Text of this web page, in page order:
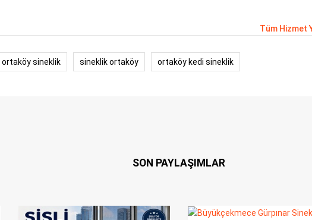
Tüm Hizmet
ortaköy sineklik sineklik ortaköy ortaköy kedi sineklik
SON PAYLAŞIMLAR